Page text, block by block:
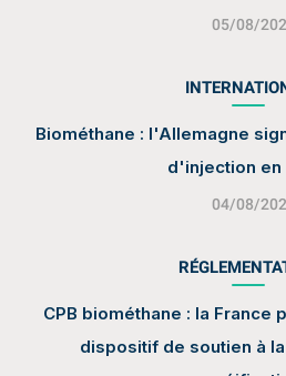
05/08/
Biométhane : l'Allemagne
d'injection en
04/08/
CPB biométhane : la
dispositif de soutien à